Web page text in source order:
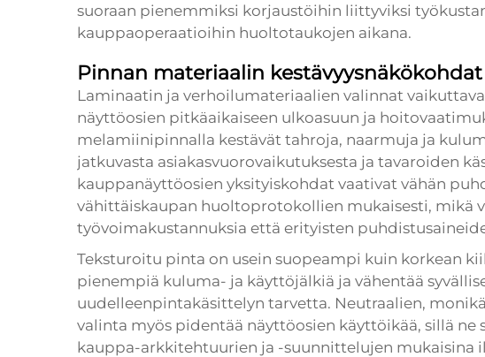
suoraan pienemmiksi korjaustöihin liittyviksi
kauppaoperaatioihin huoltotaukojen aikana.
Pinnan materiaalin kestävyysnäkökohdat
Laminaatin ja verhoilumateriaalien valinnat
näyttöosien pitkäaikaiseen ulkoasuun ja
melamiinipinnalla kestävät tahroja, naarmuja ja
jatkuvasta asiakasvuorovaikutuksesta ja tavaroiden
kauppanäyttöosien yksityiskohdat vaativat vähän
vähittäiskaupan huoltoprotokollien mukaisesti, mikä
työvoimakustannuksia että erityisten
Teksturoitu pinta on usein suopeampi kuin korkean
pienempiä kuluma- ja käyttöjälkiä ja vähentää
uudelleenpintakäsittelyn tarvetta. Neutraalien,
valinta myös pidentää näyttöosien käyttöikää, sillä ne
kauppa-arkkitehtuurien ja -suunnittelujen mukaisina